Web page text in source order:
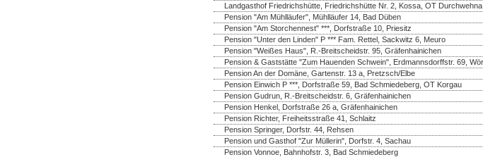
Landgasthof Friedrichshütte, Friedrichshütte Nr. 2, Kossa, OT Durchwehna
Pension "Am Mühlläufer", Mühlläufer 14, Bad Düben
Pension "Am Storchennest" ***, Dorfstraße 10, Priesitz
Pension "Unter den Linden" P *** Fam. Rettel, Sackwitz 6, Meuro
Pension "Weißes Haus", R.-Breitscheidstr. 95, Gräfenhainichen
Pension & Gaststätte "Zum Hauenden Schwein", Erdmannsdorffstr. 69,
Pension An der Domäne, Gartenstr. 13 a, Pretzsch/Elbe
Pension Einwich P ***, Dorfstraße 59, Bad Schmiedeberg, OT Korgau
Pension Gudrun, R.-Breitscheidstr. 6, Gräfenhainichen
Pension Henkel, Dorfstraße 26 a, Gräfenhainichen
Pension Richter, Freiheitsstraße 41, Schlaitz
Pension Springer, Dorfstr. 44, Rehsen
Pension und Gasthof "Zur Müllerin", Dorfstr. 4, Sachau
Pension Vonnoe, Bahnhofstr. 3, Bad Schmiedeberg